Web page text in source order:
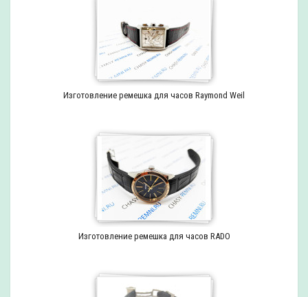
Изготовление ремешка для часов Raymond Weil
Изготовление ремешка для часов RADO